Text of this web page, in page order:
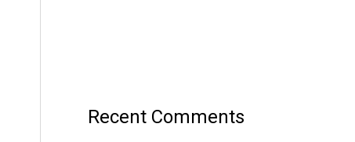
Recent Comments